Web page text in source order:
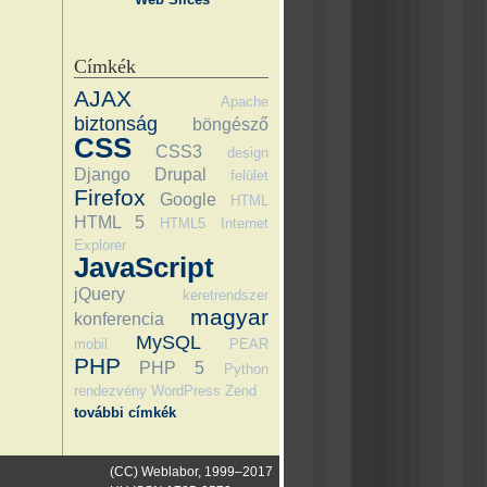
Címkék
AJAX Apache
biztonság böngésző
CSS CSS3 design
Django Drupal felület
Firefox Google HTML
HTML 5 HTML5
Internet
Explorer
JavaScript
jQuery keretrendszer
konferencia magyar
mobil MySQL PEAR
PHP PHP 5
Python
rendezvény WordPress Zend
további címkék
(CC) Weblabor, 1999–2017